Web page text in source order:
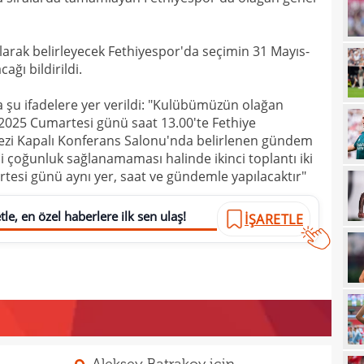
belirleyecek Fethiyespor'da seçimin 31 Mayıs-
bildirildi.
şu ifadelere yer verildi: "Kulübümüzün olağan
Cumartesi günü saat 13.00'te Fethiye
Kapalı Konferans Salonu'nda belirlenen gündem
çoğunluk sağlanamaması halinde ikinci toplantı iki
günü aynı yer, saat ve gündemle yapılacaktır"
en özel haberlere ilk sen ulaş! İŞARETLE